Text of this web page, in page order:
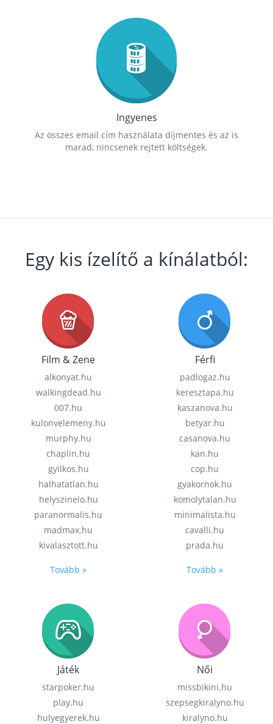
Ingyenes
Az összes email cím használata díjmentes és az is
marad, nincsenek rejtett költségek.
Egy kis ízelítő a kínálatból:
Film & Zene
alkonyat.hu
walkingdead.hu
007.hu
kulonvelemeny.hu
murphy.hu
chaplin.hu
gyilkos.hu
halhatatlan.hu
helyszinelo.hu
paranormalis.hu
madmax.hu
kivalasztott.hu
Tovább »
Férfi
padlogaz.hu
keresztapa.hu
kaszanova.hu
betyar.hu
casanova.hu
kan.hu
cop.hu
gyakornok.hu
komolytalan.hu
minimalista.hu
cavalli.hu
prada.hu
Tovább »
Játék
starpoker.hu
play.hu
hulyegyerek.hu
Női
missbikini.hu
szepsegkiralyno.hu
kiralyno.hu